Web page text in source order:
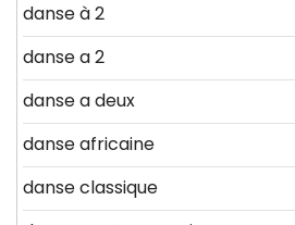
danse à 2
danse a 2
danse a deux
danse africaine
danse classique